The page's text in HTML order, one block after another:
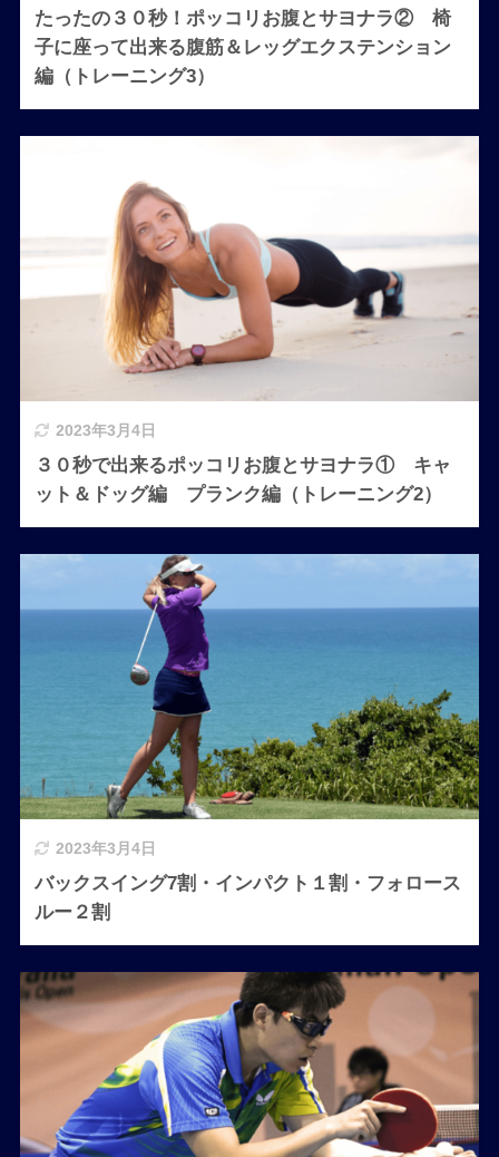
たったの３０秒！ポッコリお腹とサヨナラ② 椅
子に座って出来る腹筋＆レッグエクステンション
編（トレーニング3）
2023年3月4日
３０秒で出来るポッコリお腹とサヨナラ① キャ
ット＆ドッグ編 プランク編（トレーニング2）
2023年3月4日
バックスイング7割・インパクト１割・フォロース
ルー２割